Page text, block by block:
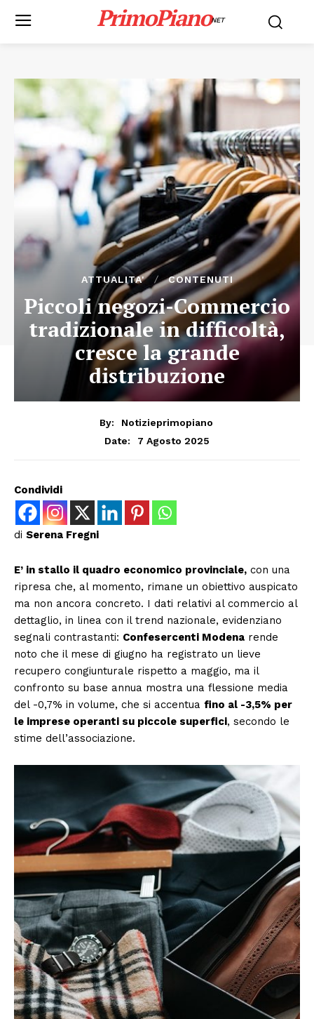
PrimoPianoNET
ATTUALITA' CONTENUTI
Piccoli negozi-Commercio
tradizionale in difficoltà,
cresce la grande
distribuzione
By:
Notizieprimopiano
Date:
7 Agosto 2025
Condividi
di Serena Fregni
E’ in stallo il quadro economico provinciale, con una
ripresa che, al momento, rimane un obiettivo auspicato
ma non ancora concreto. I dati relativi al commercio al
dettaglio, in linea con il trend nazionale, evidenziano
segnali contrastanti: Confesercenti Modena rende
noto che il mese di giugno ha registrato un lieve
recupero congiunturale rispetto a maggio, ma il
confronto su base annua mostra una flessione media
del -0,7% in volume, che si accentua fino al -3,5% per
le imprese operanti su piccole superfici, secondo le
stime dell’associazione.